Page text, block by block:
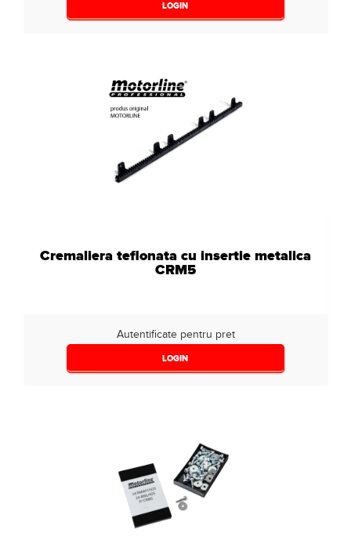
LOGIN
Cremaliera teflonata cu insertie metalica
CRM5
Autentificate pentru pret
LOGIN